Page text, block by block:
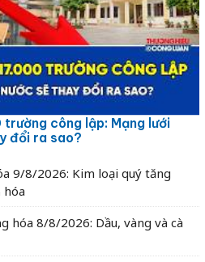
trường công lập: Mạng lưới
đổi ra sao?
9/8/2026: Kim loại quý tăng
hóa
hóa 8/8/2026: Dầu, vàng và cà